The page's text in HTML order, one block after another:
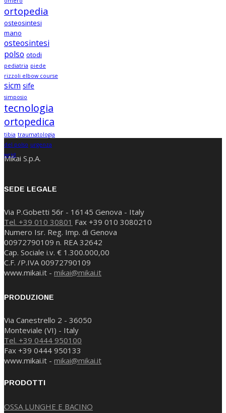
ortopedia
osteosintesi
mano
osteosintesi
polso otodi
pediatria piede
rizzoli elbow course
sicm sife
simposio
tecnologia
ortopedica
tibia traumatologia
del polso urgenza
wrist
Mikai S.p.A.
SEDE LEGALE
Via P.Gobetti 56r - 16145 Genova - Italy
Tel. +39 010 30801 Fax +39 010 3080210
Numero Isr. Reg. Imp. di Genova
00972790109 n. REA 32642
Cap. Sociale i.v. € 1.300.000,00
C.F. /P.IVA 00972790109
www.mikai.it - mikai@mikai.it
PRODUZIONE
Via Canestrello 2 - 36050
Monteviale (VI) - Italy
Tel. +39 0444 950100
Fax +39 0444 950133
www.mikai.it - mikai@mikai.it
PRODOTTI
OSSA LUNGHE E BACINO